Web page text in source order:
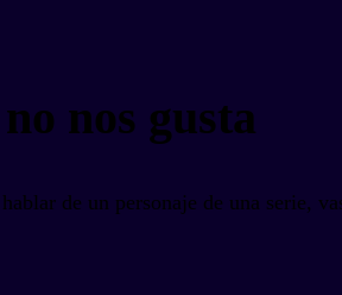
nos gusta
de un personaje de una serie,